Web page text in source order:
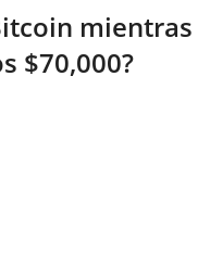
mientras
$70,000?